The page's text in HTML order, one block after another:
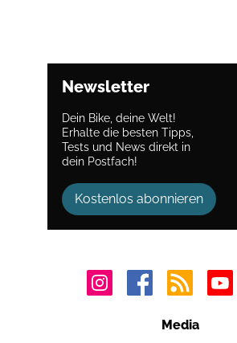
Newsletter
Dein Bike, deine Welt!
Erhalte die besten Tipps,
Tests und News direkt in
dein Postfach!
Kostenlos abonnieren
Media